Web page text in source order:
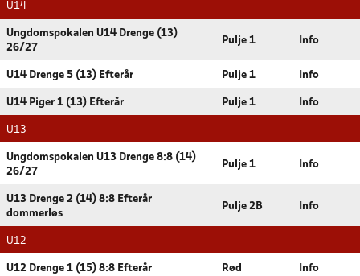
U14
Ungdomspokalen U14 Drenge (13)
26/27
Pulje 1 Info
U14 Drenge 5 (13) Efterår Pulje 1 Info
U14 Piger 1 (13) Efterår Pulje 1 Info
U13
Ungdomspokalen U13 Drenge 8:8 (14)
26/27
Pulje 1 Info
U13 Drenge 2 (14) 8:8 Efterår
dommerløs
Pulje 2B Info
U12
U12 Drenge 1 (15) 8:8 Efterår Rød Info